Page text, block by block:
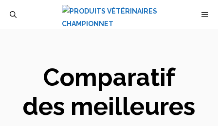
Comparatif
des meilleures